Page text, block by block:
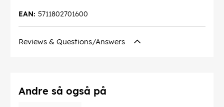
5711802701600
EAN:
Reviews & Questions/Answers
Andre så også på